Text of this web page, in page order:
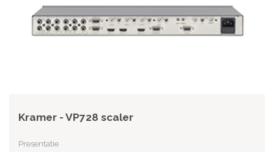
Kramer - VP728 scaler
Presentatie